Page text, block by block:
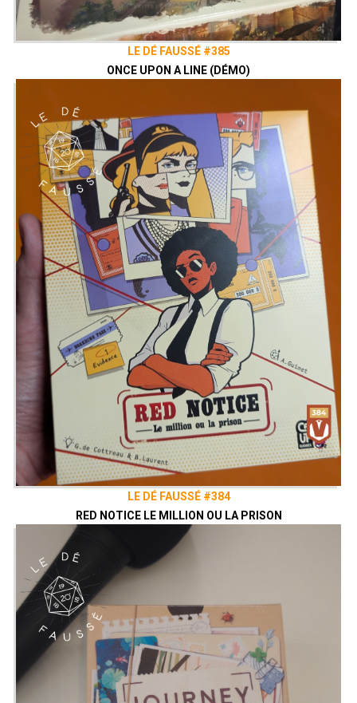
LE DÉ FAUSSÉ #385
ONCE UPON A LINE (DÉMO)
LE DÉ FAUSSÉ #384
RED NOTICE LE MILLION OU LA PRISON